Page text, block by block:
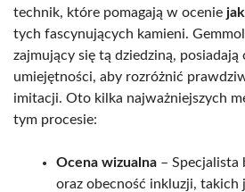
technik, które pomagają w ocenie
tych fascynujących kamieni.
zajmujący się tą dziedziną,
umiejętności, aby rozróżnić
imitacji. Oto kilka najważniejszych
tym procesie:
Ocena wizualna – Specjalista
oraz obecność inkluzji, takich